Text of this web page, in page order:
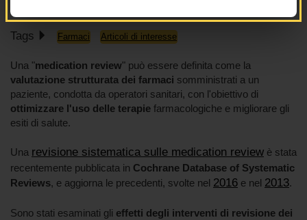
Tags Farmaci Articoli di interesse
Una "medication review" può essere definita come la
valutazione strutturata dei farmaci somministrati a un
paziente, condotta da operatori sanitari, con l'obiettivo di
ottimizzare l'uso delle terapie farmacologiche e migliorare gli
esiti di salute.
Una revisione sistematica sulle medication review è stata
recentemente pubblicata in Cochrane Database of Systematic
Reviews, e aggiorna le precedenti, svolte nel 2016 e nel 2013.
Sono stati esaminati gli effetti degli interventi di revisione dei